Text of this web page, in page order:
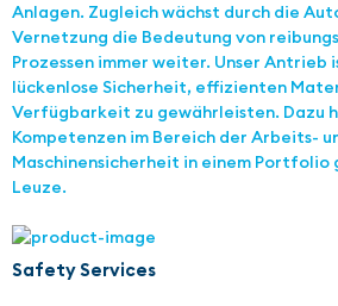
Anlagen. Zugleich wächst durch die
Vernetzung die Bedeutung von
Prozessen immer weiter. Unser Antrieb
lückenlose Sicherheit, effizienten
Verfügbarkeit zu gewährleisten. Dazu
Kompetenzen im Bereich der Arbeits-
Maschinensicherheit in einem
Leuze.
Safety Services